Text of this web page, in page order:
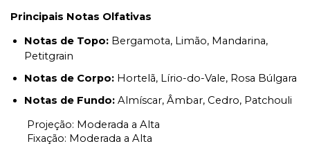
Principais Notas Olfativas
Notas de Topo: Bergamota, Limão, Mandarina,
Petitgrain
Notas de Corpo: Hortelã, Lírio-do-Vale, Rosa Búlgara
Notas de Fundo: Almíscar, Âmbar, Cedro, Patchouli
Projeção: Moderada a Alta
Fixação: Moderada a Alta